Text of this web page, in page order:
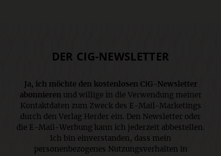
DER CIG-NEWSLETTER
Ja, ich möchte den kostenlosen CiG-Newsletter
abonnierenund willige in die Verwendung meiner
Kontaktdaten zum Zweck des E-Mail-Marketings
durch den Verlag Herder ein. Den Newsletter oder
die E-Mail-Werbung kann ich jederzeit abbestellen.
Ich bin einverstanden, dass mein
personenbezogenes Nutzungsverhalten in